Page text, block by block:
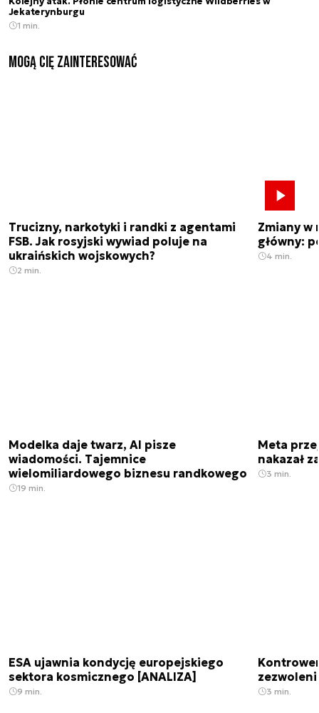
Jekaterynburgu
1 min.
Mogą Cię zainteresować
Trucizny, narkotyki i randki z agentami
FSB. Jak rosyjski wywiad poluje na
ukraińskich wojskowych?
2 min.
Zmiany w
główny:
4 min.
Modelka daje twarz, AI pisze
wiadomości. Tajemnice
wielomiliardowego biznesu randkowego
19 min.
Meta
nakazał
3 min.
ESA ujawnia kondycję europejskiego
sektora kosmicznego [ANALIZA]
9 min. 3 min.